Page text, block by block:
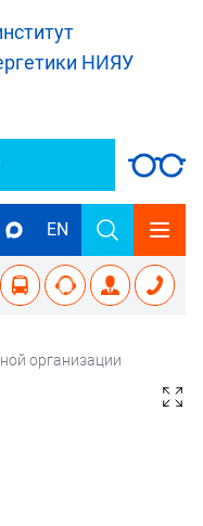
НИЯУ
EN
организации